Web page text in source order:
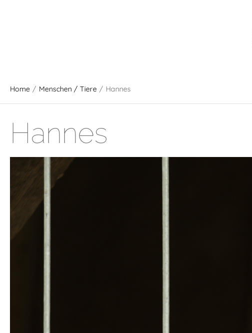
Home / Menschen / Tiere / Hannes
Hannes